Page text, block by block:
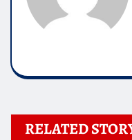
RELATED